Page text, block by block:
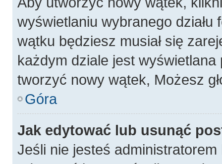
wyświetlaniu wybranego
wątku będziesz musiał się
każdym dziale jest wyświetlana
tworzyć nowy wątek, Możesz
Góra
Jak edytować lub usunąć
Jeśli nie jesteś